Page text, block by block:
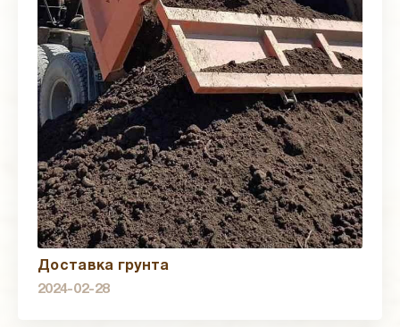
Доставка грунта
2024-02-28